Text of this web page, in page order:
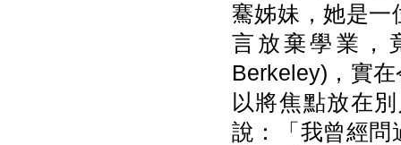
騫姊妹，她是一
言放棄學業，
Berkeley)，實
以將焦點放在
說：「我曾經問